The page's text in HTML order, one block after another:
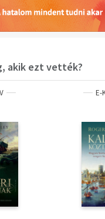
hangon, hogy a
- Hajlandó-e
venni? - És egyenesen a
az üzenetre. Ne félj,
pillanatra döbbenten
duruzsolás kezdődött.
és a kocsis is
a sheriff.##- A fene
ilyesmiről, de
vele.##-
a homlokát ráncolta.##-
kordéban álló Martinra,
elmosolyodott. -
mesélni - mondta."##
akik ezt vették?
E-